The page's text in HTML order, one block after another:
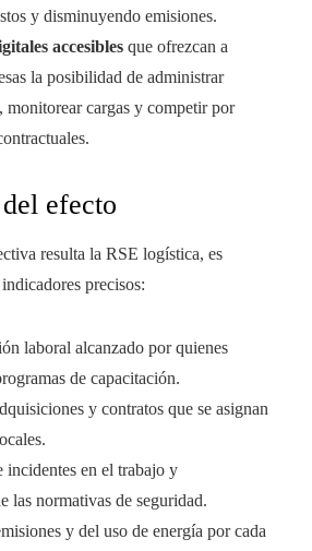
y disminuyendo emisiones.
accesibles que ofrezcan a
la posibilidad de administrar
monitorear cargas y competir por
efecto
resulta la RSE logística, es
precisos:
laboral alcanzado por quienes
de capacitación.
y contratos que se asignan
en el trabajo y
las normativas de seguridad.
y del uso de energía por cada